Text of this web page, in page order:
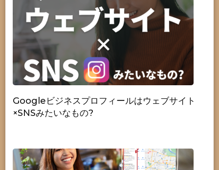
Googleビジネスプロフィールはウェブサイト
×SNSみたいなもの?